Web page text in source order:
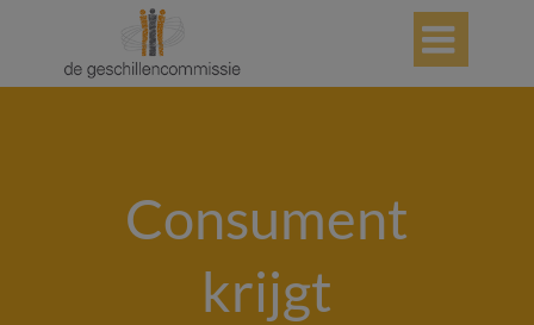

Consument
krijgt